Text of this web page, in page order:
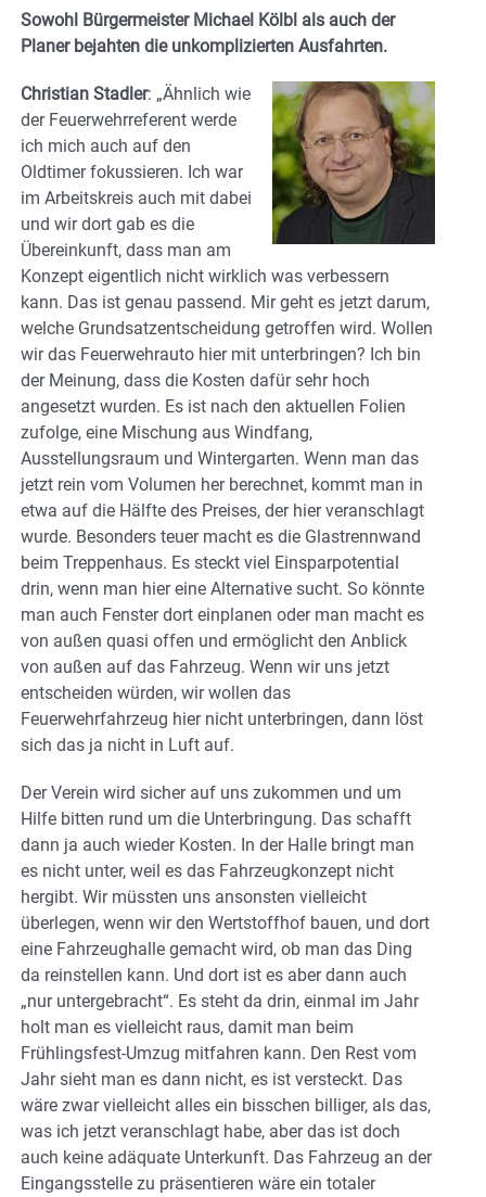
Sowohl Bürgermeister Michael Kölbl als auch der
Planer bejahten die unkomplizierten Ausfahrten.
Christian Stadler: „Ähnlich wie
der Feuerwehrreferent werde
ich mich auch auf den
Oldtimer fokussieren. Ich war
im Arbeitskreis auch mit dabei
und wir dort gab es die
Übereinkunft, dass man am
Konzept eigentlich nicht wirklich was verbessern
kann. Das ist genau passend. Mir geht es jetzt darum,
welche Grundsatzentscheidung getroffen wird. Wollen
wir das Feuerwehrauto hier mit unterbringen? Ich bin
der Meinung, dass die Kosten dafür sehr hoch
angesetzt wurden. Es ist nach den aktuellen Folien
zufolge, eine Mischung aus Windfang,
Ausstellungsraum und Wintergarten. Wenn man das
jetzt rein vom Volumen her berechnet, kommt man in
etwa auf die Hälfte des Preises, der hier veranschlagt
wurde. Besonders teuer macht es die Glastrennwand
beim Treppenhaus. Es steckt viel Einsparpotential
drin, wenn man hier eine Alternative sucht. So könnte
man auch Fenster dort einplanen oder man macht es
von außen quasi offen und ermöglicht den Anblick
von außen auf das Fahrzeug. Wenn wir uns jetzt
entscheiden würden, wir wollen das
Feuerwehrfahrzeug hier nicht unterbringen, dann löst
sich das ja nicht in Luft auf.
Der Verein wird sicher auf uns zukommen und um
Hilfe bitten rund um die Unterbringung. Das schafft
dann ja auch wieder Kosten. In der Halle bringt man
es nicht unter, weil es das Fahrzeugkonzept nicht
hergibt. Wir müssten uns ansonsten vielleicht
überlegen, wenn wir den Wertstoffhof bauen, und dort
eine Fahrzeughalle gemacht wird, ob man das Ding
da reinstellen kann. Und dort ist es aber dann auch
„nur untergebracht“. Es steht da drin, einmal im Jahr
holt man es vielleicht raus, damit man beim
Frühlingsfest-Umzug mitfahren kann. Den Rest vom
Jahr sieht man es dann nicht, es ist versteckt. Das
wäre zwar vielleicht alles ein bisschen billiger, als das,
was ich jetzt veranschlagt habe, aber das ist doch
auch keine adäquate Unterkunft. Das Fahrzeug an der
Eingangsstelle zu präsentieren wäre ein totaler